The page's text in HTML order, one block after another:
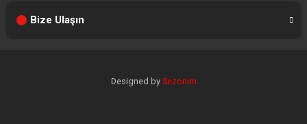
Bize Ulaşın
Designed by Sezonim